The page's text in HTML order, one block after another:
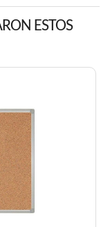
ESTOS